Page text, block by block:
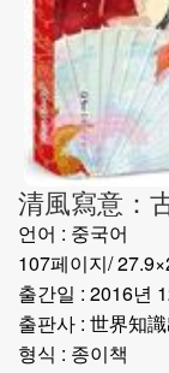
清風寫意：
언어 : 중국어
107페이지/
출간일 : 2016년
출판사 : 世界知
형식 : 종이책